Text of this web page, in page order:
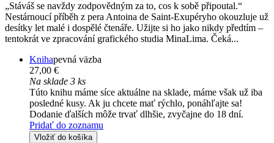
„Stáváš se navždy zodpovědným za to, cos k sobě připoutal.“
Nestárnoucí příběh z pera Antoina de Saint-Exupéryho okouzluje už
desítky let malé i dospělé čtenáře. Užijte si ho jako nikdy předtím –
tentokrát ve zpracování grafického studia MinaLima. Čeká...
Knihapevná väzba
27,00 €
Na sklade 3 ks
Túto knihu máme síce aktuálne na sklade, máme však už iba
posledné kusy. Ak ju chcete mať rýchlo, ponáhľajte sa!
Dodanie ďalších môže trvať dlhšie, zvyčajne do 18 dní.
Pridať do zoznamu
Vložiť do košíka